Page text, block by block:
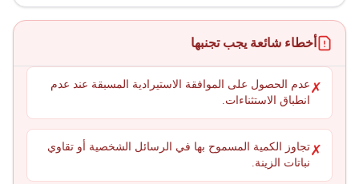
أخطاء شائعة يجب تجنبها
✗ عدم الحصول على الموافقة الاستيرادية المسبقة عند عدم
انطباق الاستثناءات.
✗تجاوز الكمية المسموح بها في الرسائل الشخصية أو تقاوي
نباتات الزينة.